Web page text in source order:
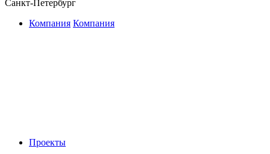
Санкт-Петербург
Компания Компания
Проекты